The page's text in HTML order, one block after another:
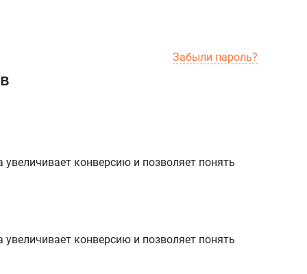
Забыли пароль?
конверсию и позволяет понять
конверсию и позволяет понять